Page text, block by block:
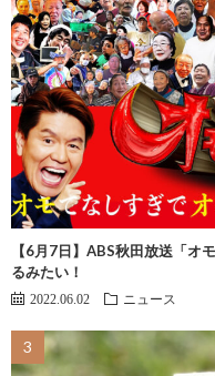
【6月7日】ABS秋田放送「オ
るみたい！
2022.06.02 ニュース